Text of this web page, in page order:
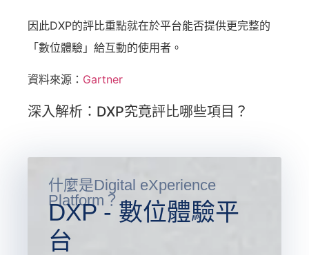
因此DXP的評比重點就在於平台能否提供更完整的
「數位體驗」給互動的使用者。
資料來源： Gartner
深入解析：DXP究竟評比哪些項目？
什麼是Digital eXperience
Platform？
DXP - 數位體驗平
台